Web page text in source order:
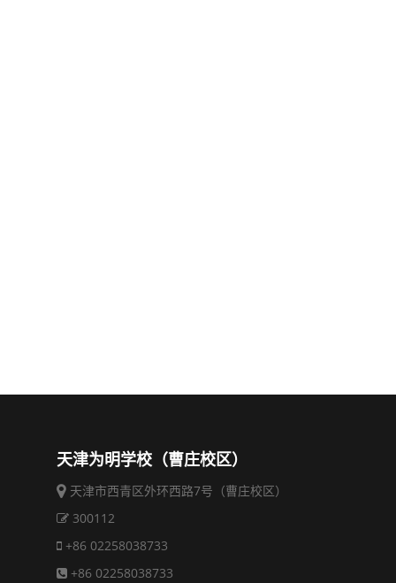
天津为明学校（曹庄校区）
天津市西青区外环西路7号（曹庄校区）
300112
+86 02258038733
+86 02258038733